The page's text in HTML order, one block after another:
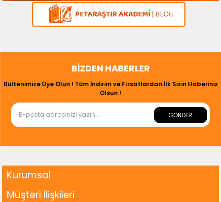
BIZDEN HABERLER
Bültenimize Üye Olun ! Tüm İndirim ve Fırsatlardan İlk Sizin Haberiniz
Olsun !
GÖNDER
Kurumsal
Müşteri İlişkileri